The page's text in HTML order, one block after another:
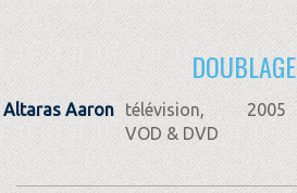
DOUBLAGE
Altaras Aaron
télévision,
VOD & DVD
2005